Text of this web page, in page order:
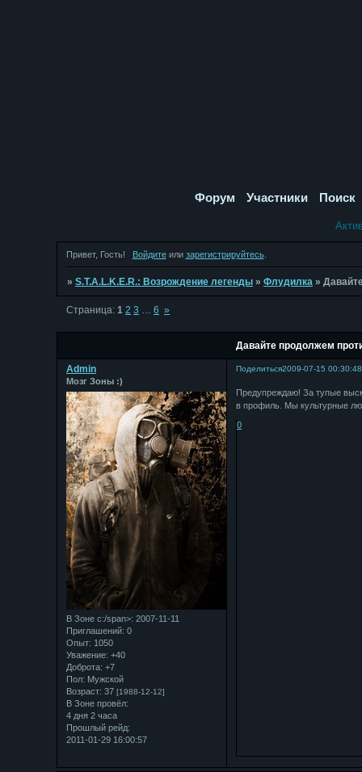
Форум Участники Поиск
Привет, Гость! Войдитеили зарегистрируйтесь.
»S.T.A.L.K.E.R.: Возрождение легенды »Флудилка »
Давайте продолжем
Страница:1 2 3 … 6 »
Поделиться2009-07-15 00:30:48
Admin
Мозг Зоны :)
В Зоне с:/span>: 2007-11-11
Приглашений: 0
Опыт: 1050
Уважение: +40
Доброта: +7
Пол: Мужской
Возраст: 37 [1988-12-12]
В Зоне провёл:
4 дня 2 часа
Прошлый рейд:
2011-01-29 16:00:57
Предупреждаю! За тупые
в профиль. Мы культурные
0